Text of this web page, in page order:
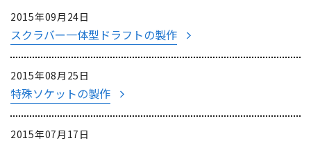
2015年09月24日
スクラバー一体型ドラフトの製作
2015年08月25日
特殊ソケットの製作
2015年07月17日